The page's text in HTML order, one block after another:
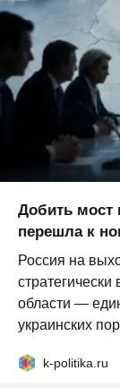
Добить мост
перешла к
Россия на
области —
украинских
k-politika.ru